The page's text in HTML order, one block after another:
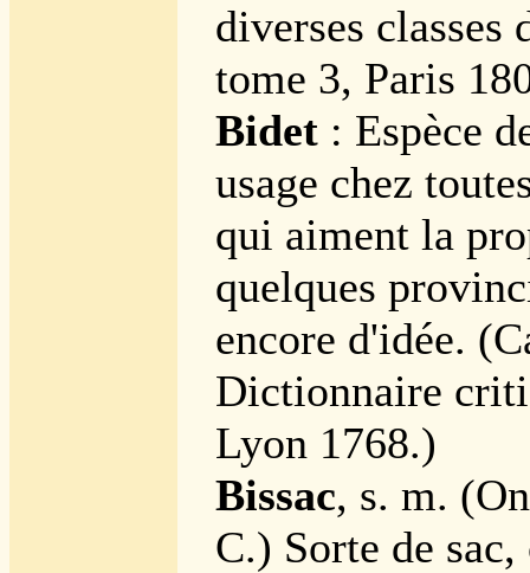
diverses classes
tome 3, Paris
Bidet : Espèce
usage chez
qui aiment la
quelques
encore d'idée.
Dictionnaire
Lyon 1768.)
Bissac, s. m.
C.) Sorte de